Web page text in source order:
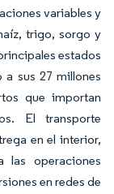
variables y
trigo, sorgo y
estados
sus 27 millones
que importan
El transporte
en el interior,
las operaciones
en redes de